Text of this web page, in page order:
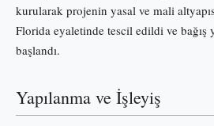
kurularak projenin yasal ve mali
Florida eyaletinde tescil edildi ve
başlandı.
Yapılanma ve İşleyiş